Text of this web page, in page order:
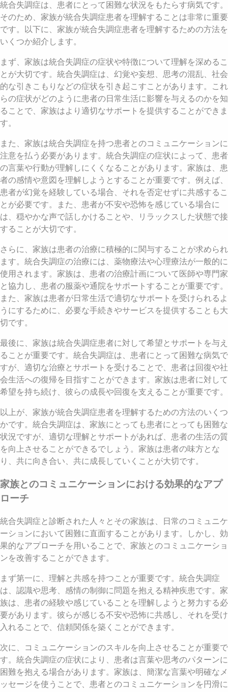
統合失調症は、患者にとって困難な状況をもたらす病気です。
そのため、家族が統合失調症患者を理解することは非常に重要
です。以下に、家族が統合失調症患者を理解するための方法を
いくつか紹介します。
まず、家族は統合失調症の症状や特徴について理解を深めるこ
とが大切です。統合失調症は、幻覚や妄想、思考の混乱、社会
的な引きこもりなどの症状を引き起こすことがあります。これ
らの症状がどのように患者の日常生活に影響を与えるのかを知
ることで、家族はより適切なサポートを提供することができま
す。
また、家族は統合失調症を持つ患者とのコミュニケーションに
注意を払う必要があります。統合失調症の症状によって、患者
の言葉や行動が理解しにくくなることがあります。家族は、患
者の感情や意図を理解しようとすることが重要です。例えば、
患者が幻覚を経験している場合、それを否定せずに共感するこ
とが必要です。また、患者が不安や恐怖を感じている場合に
は、穏やかな声で話しかけることや、リラックスした状態で接
することが大切です。
さらに、家族は患者の治療に積極的に関与することが求められ
ます。統合失調症の治療には、薬物療法や心理療法が一般的に
使用されます。家族は、患者の治療計画について医師や専門家
と協力し、患者の服薬や通院をサポートすることが重要です。
また、家族は患者が日常生活で適切なサポートを受けられるよ
うにするために、必要な手続きやサービスを提供することも大
切です。
最後に、家族は統合失調症患者に対して希望とサポートを与え
ることが重要です。統合失調症は、患者にとって困難な病気で
すが、適切な治療とサポートを受けることで、患者は回復や社
会生活への復帰を目指すことができます。家族は患者に対して
希望を持ち続け、彼らの成長や回復を支えることが重要です。
以上が、家族が統合失調症患者を理解するための方法のいくつ
かです。統合失調症は、家族にとっても患者にとっても困難な
状況ですが、適切な理解とサポートがあれば、患者の生活の質
を向上させることができるでしょう。家族は患者の味方とな
り、共に向き合い、共に成長していくことが大切です。
家族とのコミュニケーションにおける効果的なアプ
ローチ
統合失調症と診断された人々とその家族は、日常のコミュニケ
ーションにおいて困難に直面することがあります。しかし、効
果的なアプローチを用いることで、家族とのコミュニケーショ
ンを改善することができます。
まず第一に、理解と共感を持つことが重要です。統合失調症
は、認識や思考、感情の制御に問題を抱える精神疾患です。家
族は、患者の経験や感じていることを理解しようと努力する必
要があります。彼らが感じる不安や恐怖に共感し、それを受け
入れることで、信頼関係を築くことができます。
次に、コミュニケーションのスキルを向上させることが重要で
す。統合失調症の症状により、患者は言葉や思考のパターンに
困難を抱える場合があります。家族は、簡潔な言葉や明確なメ
ッセージを使うことで、患者とのコミュニケーションを円滑に